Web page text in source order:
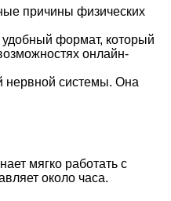
причины физических
удобный формат, который
онлайн-
нервной системы. Она
мягко работать с
около часа.